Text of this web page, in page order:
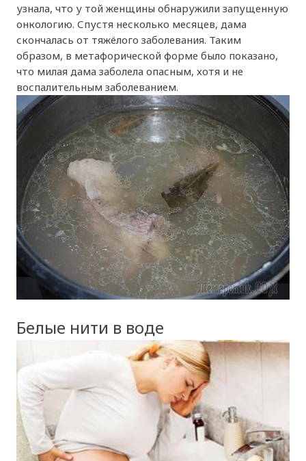
узнала, что у той женщины обнаружили запущенную
онкологию. Спустя несколько месяцев, дама
скончалась от тяжёлого заболевания. Таким
образом, в метафорической форме было показано,
что милая дама заболела опасным, хотя и не
воспалительным заболеванием.
Белые нити в воде